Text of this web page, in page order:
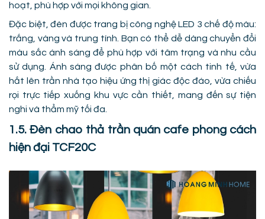
hoạt, phù hợp với mọi không gian.
Đặc biệt, đèn được trang bị công nghệ LED 3 chế độ màu:
trắng, vàng và trung tính. Bạn có thể dễ dàng chuyển đổi
màu sắc ánh sáng để phù hợp với tâm trạng và nhu cầu
sử dụng. Ánh sáng được phân bố một cách tinh tế, vừa
hắt lên trần nhà tạo hiệu ứng thị giác độc đáo, vừa chiếu
rọi trực tiếp xuống khu vực cần thiết, mang đến sự tiện
nghi và thẩm mỹ tối đa.
1.5. Đèn chao thả trần quán cafe phong cách
hiện đại TCF20C